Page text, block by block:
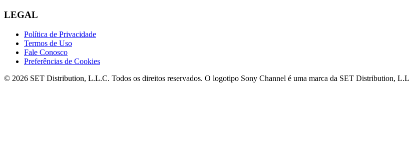
LEGAL
Política de Privacidade
Termos de Uso
Fale Conosco
Preferências de Cookies
© 2026 SET Distribution, L.L.C. Todos os direitos reservados. O logotipo Sony Channel é uma marca da SET Distribution,